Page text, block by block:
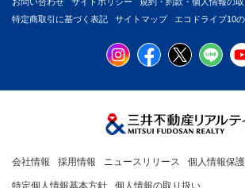
特定商取引に基づく表記
サイトマップ エコドライブ10
会社情報 採用情報 ニュースリリース 個人情報保
特定個人情報基本方針 個人情報の取り扱い